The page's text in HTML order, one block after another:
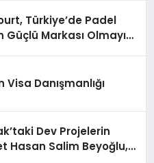
Türkiye’de Padel
Güçlü Markası Olmayı
Danışmanlığı
Dev Projelerin
Hasan Salim Beyoğlu,